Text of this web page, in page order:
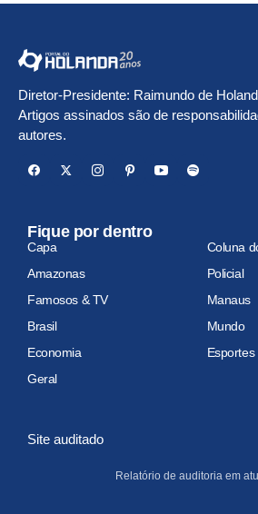
Diretor-Presidente: Raimundo de
Artigos assinados são de
autores.
Fique por dentro
Capa
Coluna
Amazonas
Policial
Famosos & TV
Manaus
Brasil
Mundo
Economia
Esportes
Geral
Site auditado
Relatório de auditoria em